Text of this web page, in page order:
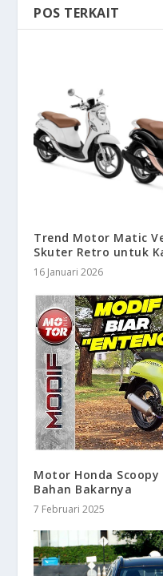
POS TERKAIT
Trend Motor Matic
Skuter Retro untuk
16 Januari 2026
Motor Honda
Bahan Bakarnya
7 Februari 2025